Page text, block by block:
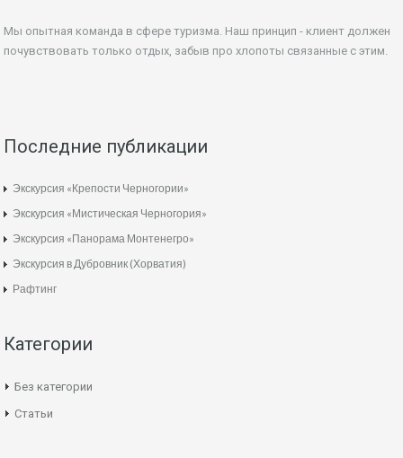
Мы опытная команда в сфере туризма. Наш принцип - клиент должен
почувствовать только отдых, забыв про хлопоты связанные с этим.
Последние публикации
Экскурсия «Крепости Черногории»
Экскурсия «Мистическая Черногория»
Экскурсия «Панорама Монтенегро»
Экскурсия в Дубровник (Хорватия)
Рафтинг
Категории
Без категории
Статьи